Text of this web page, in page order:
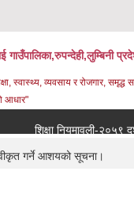
गाउँपालिका,रुपन्देही,लुम्बिनी
स्वास्थ्य, व्यवसाय र रोजगार, समृद्ध
आधार"
शिक्षा नियमावली-२०५९ दशौ
गर्ने आशयको सूचना।